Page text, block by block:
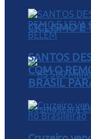
CICLISMO E
SANTOS
COM O
BRASIL